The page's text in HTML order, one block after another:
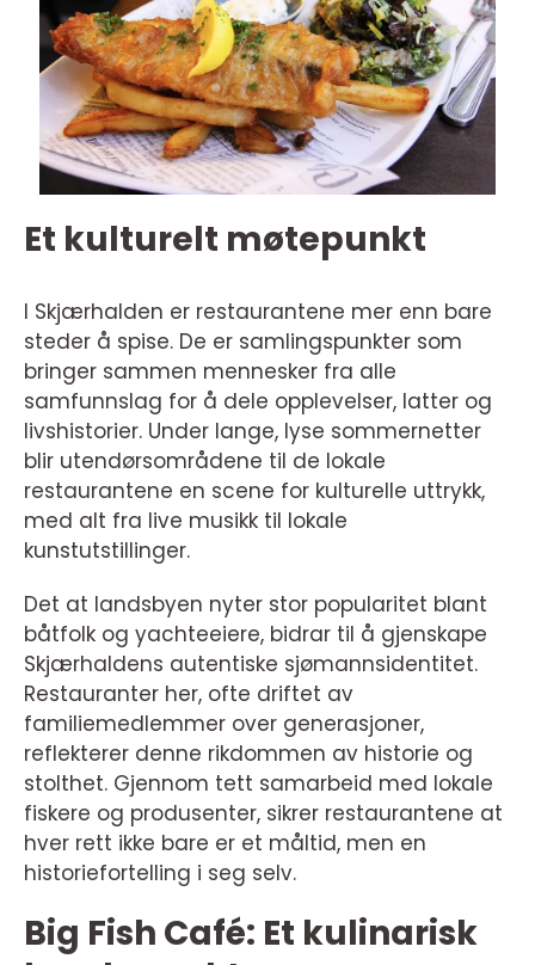
Et kulturelt møtepunkt
I Skjærhalden er restaurantene mer enn bare
steder å spise. De er samlingspunkter som
bringer sammen mennesker fra alle
samfunnslag for å dele opplevelser, latter og
livshistorier. Under lange, lyse sommernetter
blir utendørsområdene til de lokale
restaurantene en scene for kulturelle uttrykk,
med alt fra live musikk til lokale
kunstutstillinger.
Det at landsbyen nyter stor popularitet blant
båtfolk og yachteeiere, bidrar til å gjenskape
Skjærhaldens autentiske sjømannsidentitet.
Restauranter her, ofte driftet av
familiemedlemmer over generasjoner,
reflekterer denne rikdommen av historie og
stolthet. Gjennom tett samarbeid med lokale
fiskere og produsenter, sikrer restaurantene at
hver rett ikke bare er et måltid, men en
historiefortelling i seg selv.
Big Fish Café: Et kulinarisk